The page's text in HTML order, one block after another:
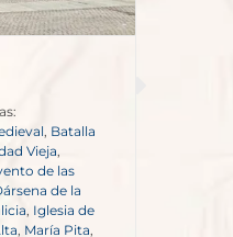
Batalla
Vieja,
de las
de la
, Iglesia de
, María Pita